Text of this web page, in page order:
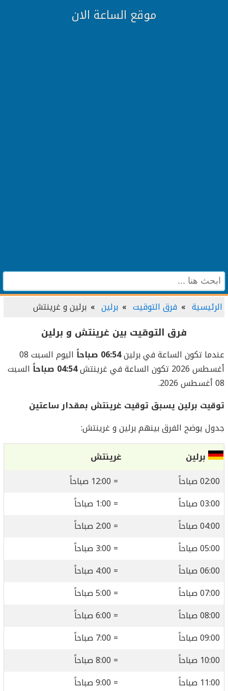
موقع الساعة الان
الرئيسية فرق التوقيت برلين برلين و غرينتش
فرق التوقيت بين غرينتش و برلين
عندما تكون الساعة في برلين06:54 صباحاً
اليوم السبت 08
أغسطس 2026 تكون الساعة في غرينتش
04:54 صباحاً
السبت
08 أغسطس 2026.
توقيت برلين يسبق توقيت غرينتش بمقدار ساعتين
جدول يوضح الفرق بينهم برلين و غرينتش:
برلين
غرينتش
02:00 صباحاً
= 12:00 صباحاً
03:00 صباحاً
= 1:00 صباحاً
04:00 صباحاً
= 2:00 صباحاً
05:00 صباحاً
= 3:00 صباحاً
06:00 صباحاً
= 4:00 صباحاً
07:00 صباحاً
= 5:00 صباحاً
08:00 صباحاً
= 6:00 صباحاً
09:00 صباحاً
= 7:00 صباحاً
10:00 صباحاً
= 8:00 صباحاً
11:00 صباحاً
= 9:00 صباحاً